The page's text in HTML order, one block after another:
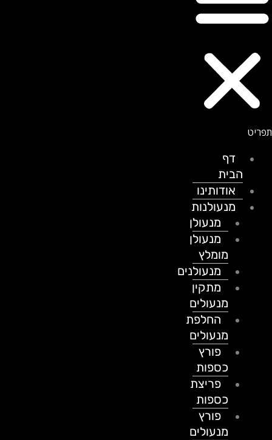
דף
הבית
אודותינו
מנעולנות
מנעולן
מנעולן
מומלץ
מנעולנים
מתקין
מנעולים
החלפת
מנעולים
פורץ
כספות
פריצת
כספות
פורץ
מנעולים